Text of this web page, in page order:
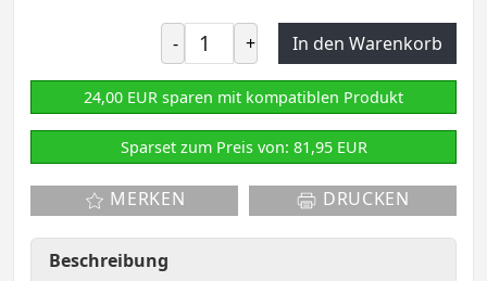
- + In den Warenkorb
24,00 EUR sparen mit kompatiblen Produkt
Sparset zum Preis von: 81,95 EUR
MERKEN DRUCKEN
Beschreibung